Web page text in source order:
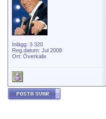
Inlägg: 3 320
Reg.datum: Jul 2008
Ort: Överkalix